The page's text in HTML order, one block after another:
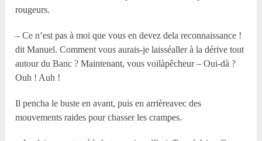
rougeurs.
– Ce n’est pas à moi que vous en devez dela reconnaissance !
dit Manuel. Comment vous aurais-je laisséaller à la dérive tout
autour du Banc ? Maintenant, vous voilàpêcheur – Oui-dà ?
Ouh ! Auh !
Il pencha le buste en avant, puis en arrièreavec des
mouvements raides pour chasser les crampes.